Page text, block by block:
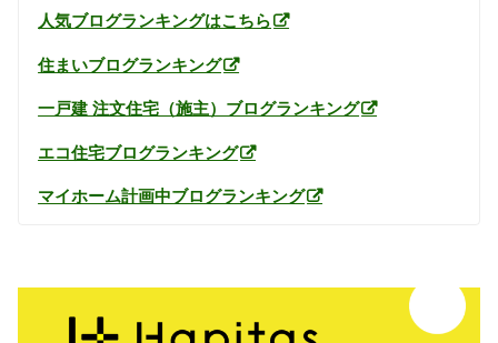
人気ブログランキングはこちら
住まいブログランキング
一戸建 注文住宅（施主）ブログランキング
エコ住宅ブログランキング
マイホーム計画中ブログランキング